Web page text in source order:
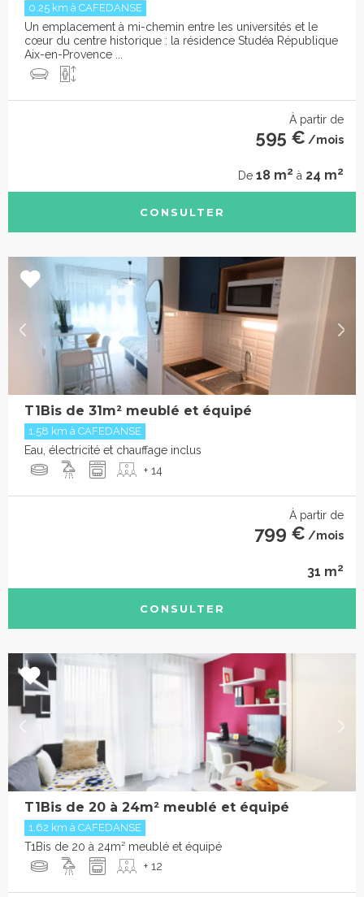
0.25 km à CAFEDANSE
Un emplacement à mi-chemin entre les universités et le
cœur du centre historique : la résidence Studéa République
Aix-en-Provence ...
À partir de
595 € /mois
De 18 m2 à 24 m2
CONSULTER
T1Bis de 31m² meublé et équipé
1.58 km à CAFEDANSE
Eau, électricité et chauffage inclus
+ 14
À partir de
799 € /mois
31 m2
CONSULTER
T1Bis de 20 à 24m² meublé et équipé
1.62 km à CAFEDANSE
T1Bis de 20 à 24m² meublé et équipé
+ 12